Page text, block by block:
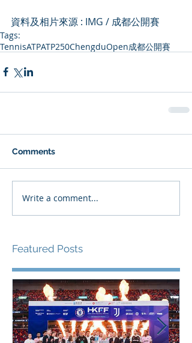
資料及相片來源 : IMG / 成都公開賽
Tags:
TennisATPATP250ChengduOpen成都公開賽
Comments
Write a comment...
Featured Posts